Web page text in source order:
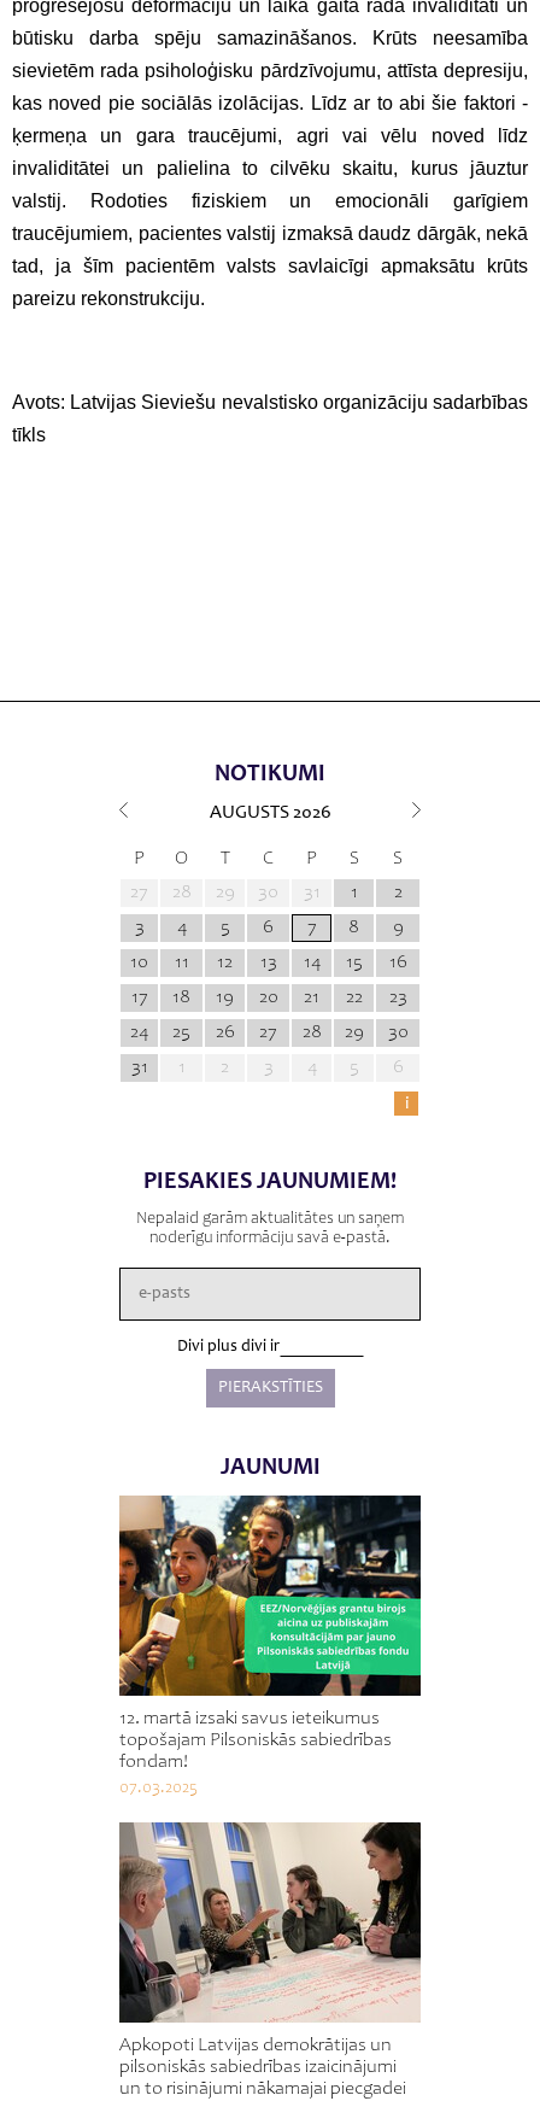
progresējošu deformāciju un laika gaitā rada invaliditāti un
būtisku darba spēju samazināšanos. Krūts neesamība
sievietēm rada psiholoģisku pārdzīvojumu, attīsta depresiju,
kas noved pie sociālās izolācijas. Līdz ar to abi šie faktori -
ķermeņa un gara traucējumi, agri vai vēlu noved līdz
invaliditātei un palielina to cilvēku skaitu, kurus jāuztur
valstij. Rodoties fiziskiem un emocionāli garīgiem
traucējumiem, pacientes valstij izmaksā daudz dārgāk, nekā
tad, ja šīm pacientēm valsts savlaicīgi apmaksātu krūts
pareizu rekonstrukciju.
Avots: Latvijas Sieviešu nevalstisko organizāciju sadarbības
tīkls
NOTIKUMI
AUGUSTS 2026
P O T C P S
S
27
28 29 30 31 1
2
3
4 5 6 7 8
9
10
11 12 13 14 15
16
17
18 19 20 21 22
23
24
25 26 27 28 29
30
31
1 2 3 4 5
6
i
PIESAKIES JAUNUMIEM!
Nepalaid garām aktualitātes un saņem
noderīgu informāciju savā e-pastā.
Divi plus divi ir
JAUNUMI
12. martā izsaki savus ieteikumus
topošajam Pilsoniskās sabiedrības
fondam!
07.03.2025
Apkopoti Latvijas demokrātijas un
pilsoniskās sabiedrības izaicinājumi
un to risinājumi nākamajai piecgadei